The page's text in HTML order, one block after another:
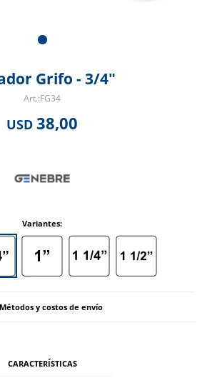
Grifo - 3/4"
FG34
USD 38,00
Variantes:
Métodos y costos de envío
CARACTERÍSTICAS